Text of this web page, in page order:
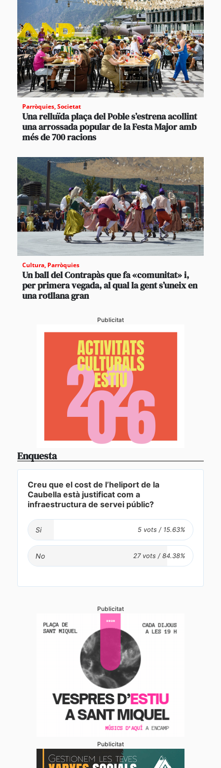
Parròquies,Societat
Una relluïda plaça del Poble s’estrena acollint
una arrossada popular de la Festa Major amb
més de 700 racions
Cultura, Parròquies
Un ball del Contrapàs que fa «comunitat» i,
per primera vegada, al qual la gent s’uneix en
una rotllana gran
Publicitat
Enquesta
Creu que el cost de l’heliport de la
Caubella està justificat com a
infraestructura de servei públic?
Si
No
Publicitat
Publicitat